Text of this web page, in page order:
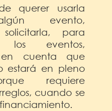
querer usarla
evento,
solicitarla, para
los eventos,
cuenta que
estará en pleno
requiere
cuando se